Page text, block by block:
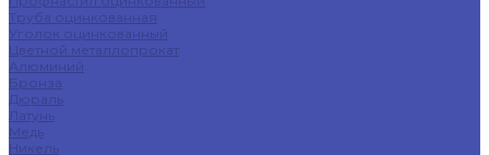
Труба оцинкованная
Уголок оцинкованный
Цветной металлопрокат
Алюминий
Бронза
Дюраль
Латунь
Медь
Никель